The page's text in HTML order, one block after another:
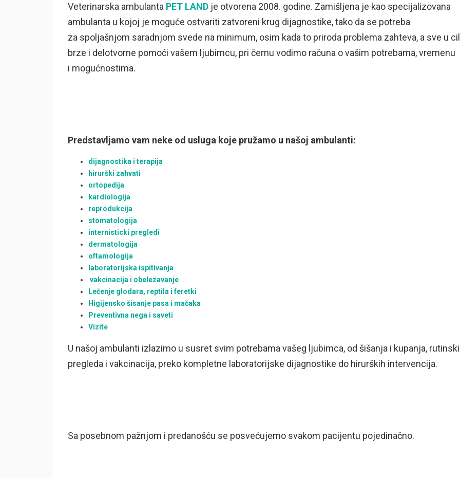
Veterinarska ambulanta PET LAND je otvorena 2008. godine. Zamišljena je kao specijalizovana
ambulanta u kojoj je moguće ostvariti zatvoreni krug dijagnostike, tako da se potreba
za spoljašnjom saradnjom svede na minimum, osim kada to priroda problema zahteva, a sve u
brze i delotvorne pomoći vašem ljubimcu, pri čemu vodimo računa o vašim potrebama, vremenu
i mogućnostima.
Predstavljamo vam neke od usluga koje pružamo u našoj ambulanti:
dijagnostika i terapija
hirurški zahvati
ortopedija
kardiologija
reprodukcija
stomatologija
internisticki pregledi
dermatologija
oftamologija
laboratorijska ispitivanja
vakcinacija i obelezavanje
Lečenje glodara, reptila i feretki
Higijensko šisanje pasa i mačaka
Preventivna nega i saveti
Vizite
U našoj ambulanti izlazimo u susret svim potrebama vašeg ljubimca, od šišanja i kupanja,
pregleda i vakcinacija, preko kompletne laboratorijske dijagnostike do hirurških intervencija.
Sa posebnom pažnjom i predanošću se posvećujemo svakom pacijentu pojedinačno.